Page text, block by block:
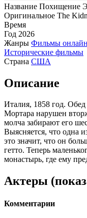
Название Похищение
Оригинальное The
Время
Год 2026
Жанры Фильмы онлайн
Исторические фильмы
Страна США
Описание
Италия, 1858 год.
Мортара нарушен
молча забирают его
Выясняется, что одна
это значит, что он
гетто. Теперь
монастырь, где ему
Актеры
Комментарии